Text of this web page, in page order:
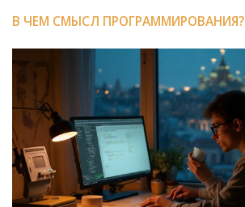
В ЧЕМ СМЫСЛ ПРОГРАММИРОВАНИЯ?